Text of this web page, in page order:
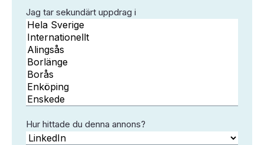
Jag tar sekundärt uppdrag i
Hur hittade du denna annons?